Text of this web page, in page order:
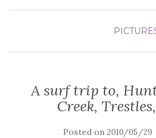
A surf trip to,
Creek,
Posted on 2010/05/29